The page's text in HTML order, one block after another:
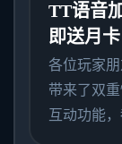
TT语音
即送月卡
各位玩家
带来了双
互动功能